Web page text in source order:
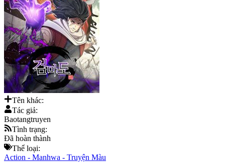
Tên khác:
Tác giả:
Baotangtruyen
Tình trạng:
Đã hoàn thành
Thể loại:
Action - Manhwa - Truyện Màu